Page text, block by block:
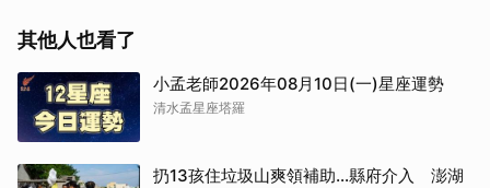
其他人也看了
小孟老師2026年08月10日(一)星座運勢
清水孟星座塔羅
扔13孩住垃圾山爽領補助…縣府介入 澎湖